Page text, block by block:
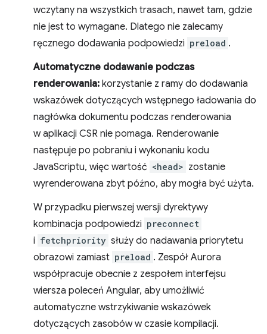
wczytany na wszystkich trasach, nawet tam, gdzie
nie jest to wymagane. Dlatego nie zalecamy
ręcznego dodawania podpowiedzi preload .
Automatyczne dodawanie podczas
renderowania: korzystanie z ramy do dodawania
wskazówek dotyczących wstępnego ładowania do
nagłówka dokumentu podczas renderowania
w aplikacji CSR nie pomaga. Renderowanie
następuje po pobraniu i wykonaniu kodu
JavaScriptu, więc wartość <head> zostanie
wyrenderowana zbyt późno, aby mogła być użyta.
W przypadku pierwszej wersji dyrektywy
kombinacja podpowiedzi preconnect
i fetchpriority służy do nadawania priorytetu
obrazowi zamiast preload . Zespół Aurora
współpracuje obecnie z zespołem interfejsu
wiersza poleceń Angular, aby umożliwić
automatyczne wstrzykiwanie wskazówek
dotyczących zasobów w czasie kompilacji.